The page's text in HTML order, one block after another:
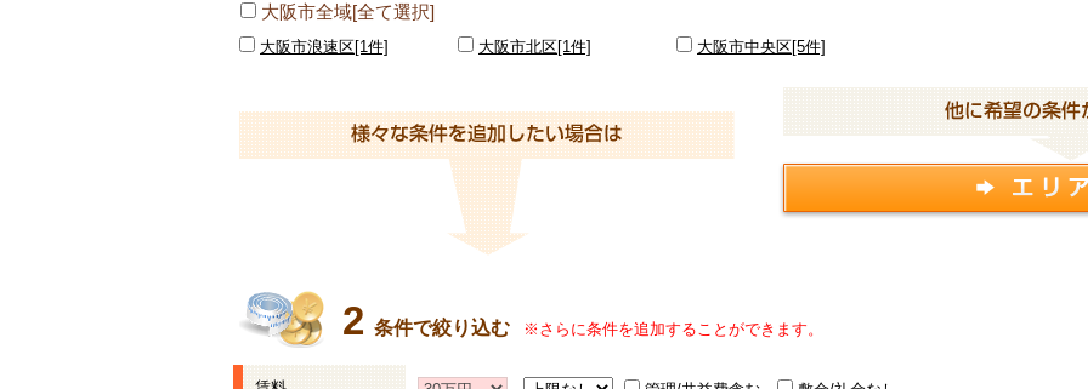
大阪市全域[全て選択]
大阪市浪速区[1件] 大阪市北区[1件] 大阪市中央区[5件]
2 条件で絞り込む ※さらに条件を追加することができます。